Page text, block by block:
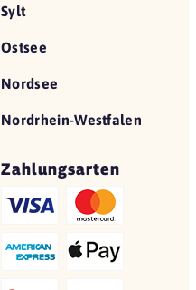
Sylt
Ostsee
Nordsee
Nordrhein-Westfalen
Zahlungsarten